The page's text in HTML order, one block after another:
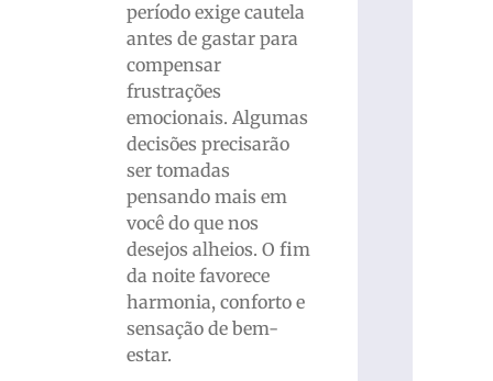
período exige cautela
antes de gastar para
compensar
frustrações
emocionais. Algumas
decisões precisarão
ser tomadas
pensando mais em
você do que nos
desejos alheios. O fim
da noite favorece
harmonia, conforto e
sensação de bem-
estar.